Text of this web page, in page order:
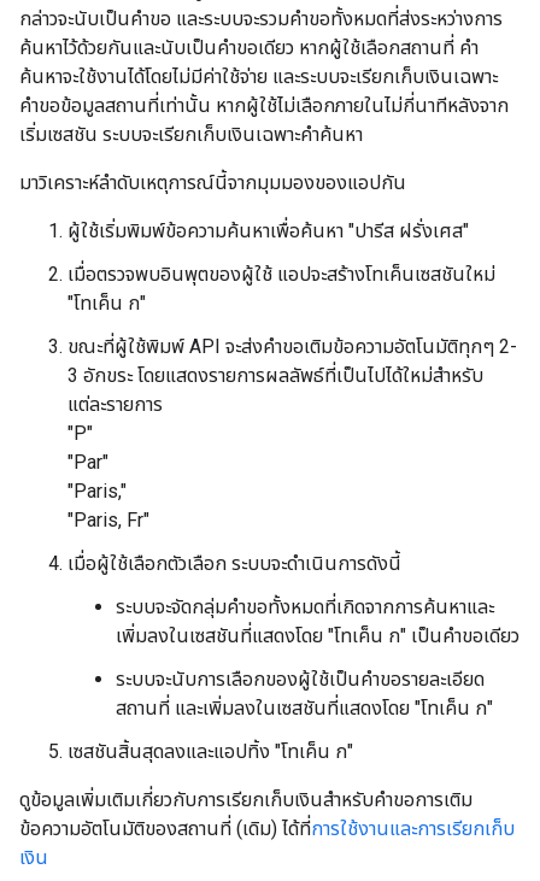
กล่าวจะนับเป็นคําขอ และระบบจะรวมคําขอทั้งหมดที่ส่งระหว่างการ
ค้นหาไว้ด้วยกันและนับเป็นคําขอเดียว หากผู้ใช้เลือกสถานที่ คำ
ค้นหาจะใช้งานได้โดยไม่มีค่าใช้จ่าย และระบบจะเรียกเก็บเงินเฉพาะ
คำขอข้อมูลสถานที่เท่านั้น หากผู้ใช้ไม่เลือกภายในไม่กี่นาทีหลังจาก
เริ่มเซสชัน ระบบจะเรียกเก็บเงินเฉพาะคำค้นหา
มาวิเคราะห์ลําดับเหตุการณ์นี้จากมุมมองของแอปกัน
ผู้ใช้เริ่มพิมพ์ข้อความค้นหาเพื่อค้นหา "ปารีส ฝรั่งเศส"
เมื่อตรวจพบอินพุตของผู้ใช้ แอปจะสร้างโทเค็นเซสชันใหม่
"โทเค็น ก"
ขณะที่ผู้ใช้พิมพ์ API จะส่งคําขอเติมข้อความอัตโนมัติทุกๆ 2-
3 อักขระ โดยแสดงรายการผลลัพธ์ที่เป็นไปได้ใหม่สำหรับ
แต่ละรายการ
"P"
"Par"
"Paris,"
"Paris, Fr"
เมื่อผู้ใช้เลือกตัวเลือก ระบบจะดำเนินการดังนี้
ระบบจะจัดกลุ่มคำขอทั้งหมดที่เกิดจากการค้นหาและ
เพิ่มลงในเซสชันที่แสดงโดย "โทเค็น ก" เป็นคำขอเดียว
ระบบจะนับการเลือกของผู้ใช้เป็นคําขอรายละเอียด
สถานที่ และเพิ่มลงในเซสชันที่แสดงโดย "โทเค็น ก"
เซสชันสิ้นสุดลงและแอปทิ้ง "โทเค็น ก"
ดูข้อมูลเพิ่มเติมเกี่ยวกับการเรียกเก็บเงินสำหรับคำขอการเติม
ข้อความอัตโนมัติของสถานที่ (เดิม) ได้ที่การใช้งานและการเรียกเก็บ
เงิน